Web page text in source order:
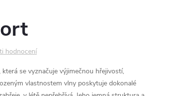
hodnocení
se vyznačuje výjimečnou hřejivostí,
vlastnostem vlny poskytuje dokonalé